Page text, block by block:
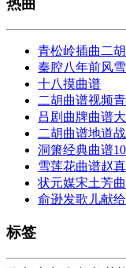
热曲
青松岭插曲二
秦腔八年前风
十八摸曲谱
二胡曲谱视频
吕剧曲牌曲谱
二胡曲谱地道
洞箫经典曲谱
雪莲花曲谱赵
状元媒宋土芳
俞逊发歌儿献
标签